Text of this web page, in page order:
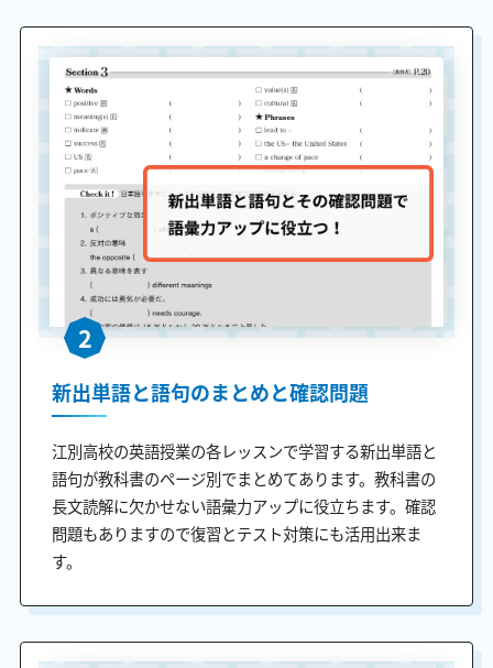
2
新出単語と語句のまとめと確認問題
江別高校の英語授業の各レッスンで学習する新出単語と
語句が教科書のページ別でまとめてあります。教科書の
長文読解に欠かせない語彙力アップに役立ちます。確認
問題もありますので復習とテスト対策にも活用出来ま
す。